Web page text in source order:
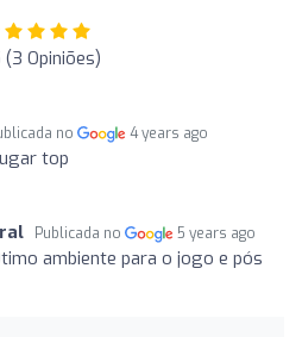
Opiniões)
no 4 years ago
top
Publicada no 5 years ago
ambiente para o jogo e pós